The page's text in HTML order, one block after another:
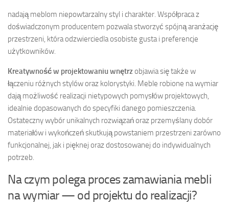
nadają meblom niepowtarzalny styl i charakter. Współpraca z
doświadczonym producentem pozwala stworzyć spójną aranżację
przestrzeni, która odzwierciedla osobiste gusta i preferencje
użytkowników.
Kreatywność w projektowaniu wnętrzobjawia się także w
łączeniu różnych stylów oraz kolorystyki. Meble robione na wymiar
dają możliwość realizacji nietypowych pomysłów projektowych,
idealnie dopasowanych do specyfiki danego pomieszczenia.
Ostateczny wybór unikalnych rozwiązań oraz przemyślany dobór
materiałów i wykończeń skutkują powstaniem przestrzeni zarówno
funkcjonalnej, jak i pięknej oraz dostosowanej do indywidualnych
potrzeb.
Na czym polega proces zamawiania mebli
na wymiar — od projektu do realizacji?